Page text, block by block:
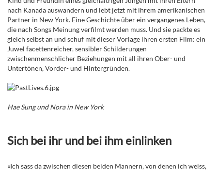
nach Kanada auswandern und lebt jetzt mit ihrem amerikanischen
Partner in New York. Eine Geschichte über ein vergangenes Leben,
die nach Songs Meinung verfilmt werden muss. Und sie packte es
gleich selbst an und schuf mit dieser Vorlage ihren ersten Film: ein
Juwel facettenreicher, sensibler Schilderungen
zwischenmenschlicher Beziehungen mit all ihren Ober- und
Untertönen, Vorder- und Hintergründen.
Hae Sung und Nora in New York
Sich bei ihr und bei ihm einlinken
«Ich sass da zwischen diesen beiden Männern, von denen ich weiss,